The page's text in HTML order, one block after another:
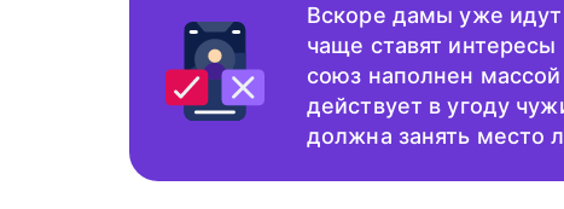
Вскоре дамы уже идут
чаще ставят
союз наполнен
действует в угоду
должна занять место